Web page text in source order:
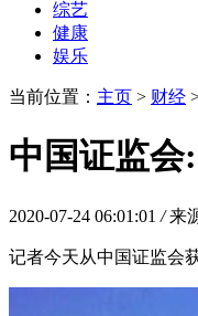
综艺
健康
娱乐
当前位置： 主页 > 财经
中国证监会
2020-07-24 06:01:01 / 来
记者今天从中国证监会